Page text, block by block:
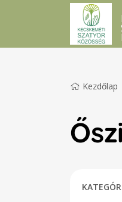
Kezdőlap